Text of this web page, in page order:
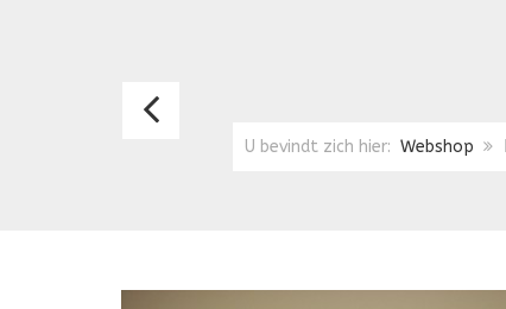
U bevindt zich hier: Webshop
MODIEUZE
SMALLE